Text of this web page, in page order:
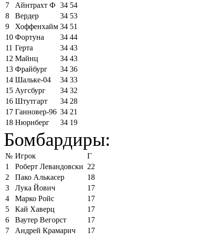
7
Айнтрахт Ф 34 54
8
Вердер 34 53
9
Хоффенхайм 34 51
10 Фортуна 34 44
11 Герта 34 43
12 Майнц 34 43
13 Фрайбург 34 36
14 Шальке-04 34 33
15 Аугсбург 34 32
16 Штутгарт 34 28
17 Ганновер-96 34 21
18 Нюрнберг 34 19
Бомбардиры:
№ Игрок
Г
1
Роберт Левандовски 22
2
Пако Алькасер
18
3
Лука Йович
17
4
Марко Ройс
17
5
Кай Хаверц
17
6
Ваутер Вегорст
17
7
Андрей Крамарич
17